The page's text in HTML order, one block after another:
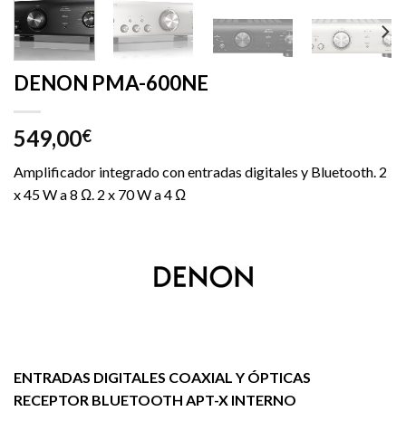
DENON PMA-600NE
549,00€
Amplificador integrado con entradas digitales y Bluetooth. 2
x 45 W a 8 Ω. 2 x 70 W a 4 Ω
ENTRADAS DIGITALES COAXIAL Y ÓPTICAS
RECEPTOR BLUETOOTH APT-X INTERNO